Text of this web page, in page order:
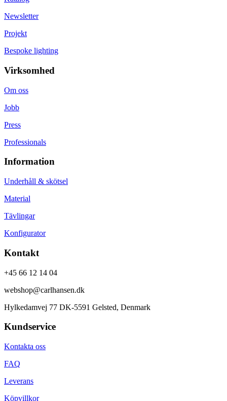
Newsletter
Projekt
Bespoke lighting
Virksomhed
Om oss
Jobb
Press
Professionals
Information
Underhåll & skötsel
Material
Tävlingar
Konfigurator
Kontakt
+45 66 12 14 04
webshop@carlhansen.dk
Hylkedamvej 77 DK-5591 Gelsted, Denmark
Kundservice
Kontakta oss
FAQ
Leverans
Köpvillkor